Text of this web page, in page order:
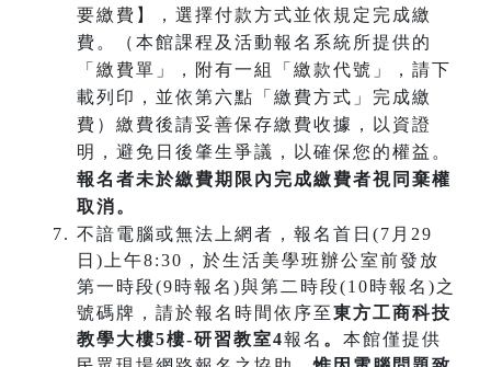
要繳費】，選擇付款方式並依規定完成繳
費。（本館課程及活動報名系統所提供的
「繳費單」，附有一組「繳款代號」，請下
載列印，並依第六點「繳費方式」完成繳
費）繳費後請妥善保存繳費收據，以資證
明，避免日後肇生爭議，以確保您的權益。
報名者未於繳費期限內完成繳費者視同棄權
取消。
不諳電腦或無法上網者，報名首日(7月29
日)上午8:30，於生活美學班辦公室前發放
第一時段(9時報名)與第二時段(10時報名)之
號碼牌，請於報名時間依序至東方工商科技
教學大樓5樓-研習教室4報名 。 本館僅提供